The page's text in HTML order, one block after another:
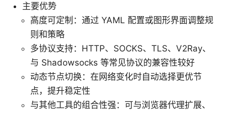
主要优势
高度可定制：通过 YAML 配置或图形界面调整规
则和策略
多协议支持：HTTP、SOCKS、TLS、V2Ray、
与 Shadowsocks 等常见协议的兼容性较好
动态节点切换：在网络变化时自动选择更优节
点，提升稳定性
与其他工具的组合性强：可与浏览器代理扩展、